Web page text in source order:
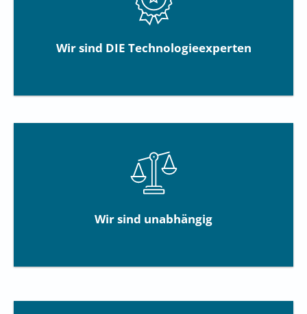
Wir sind DIE Technologieexperten
Wir sind unabhängig